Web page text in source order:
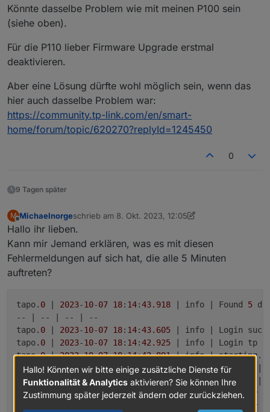
gesteuert werden.
Meine 3 L610 bringen folgende Fehler im Log.
Die Firmware der L610 ist 1.1.0 und aktuell
Könnte dasselbe Problem wie mit meinen P100 sein
(siehe oben).
Für die P110 lieber Firmware Upgrade erstmal
deaktivieren.
Aber eine Lösung dürfte wohl möglich sein, wenn das
hier auch dasselbe Problem war:
https://community.tp-link.com/en/smart-
home/forum/topic/620270?replyId=1245450
0
9 Tagen später
M
Offline
Michaelnorgeschrieb am 8. Okt. 2023, 12:05
zuletzt editiert von Michaelnorge
Hallo ihr lieben.
Kann mir Jemand erklären, was es mit diesen
Fehlermeldungen auf sich hat, die alle 5 Minuten
auftreten?
tapo. 0 2023-10-07 18: 14:43.918 | info | Found 5
-- | -- | -- | --
tapo. 0 2023-10-07 18: 14:43.605 | info | Login
tapo. 0 2023-10-07 18: 14:42.925 | info | Login tp
tapo.0 | 2023-10-07 18:14:42.891 | info | starting.
host.iobroker-pm | 2023-10 -07 18:14:41.899 | info |
host.iobroker-pm | 2023 -10-07 18: 14: 11.787 | info |
host.iobroker-pm | 2023-10-07 18:14: 11.786 | error
error
Hallo! Könnten wir bitte einige zusätzliche Dienste für
Funktionalität & Analytics aktivieren? Sie können Ihre
Zustimmung später jederzeit ändern oder zurückziehen.